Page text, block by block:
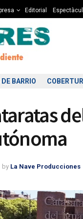
Editorial
BARRIO
by La Nave Producciones
12°C 12°C